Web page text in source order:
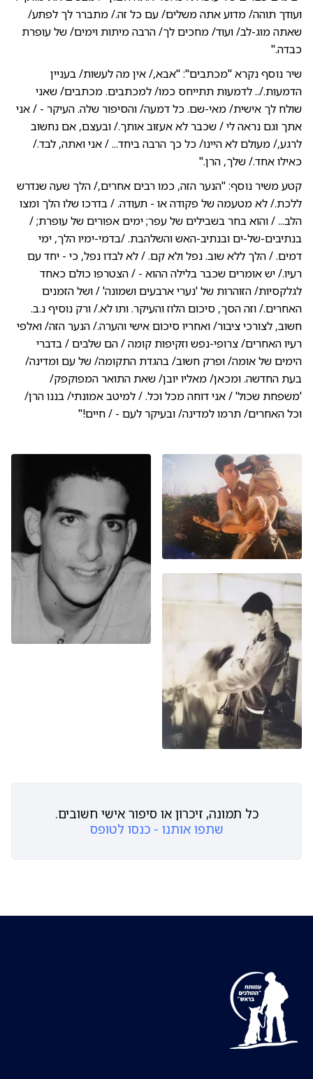
ועודך תוהה/ מדוע אתה משלים/ עם כל זה./ מתברר לך לפתע/
שאתה מוג-לב/ ועוד/ מחכים לך/ הרבה מיתות וימים/ של עופרת
כבדה."
שיר נוסף נקרא "מכתבים": "אבא,/ אין מה לעשות/ בעניין
הדמעות./.. לדמעות תתייחס כמו/ למכתבים. מכתבים/ שאני
שולח לך אישית/ מאי-שם. כל דמעה/ והסיפור שלה. העיקר - / אני
אתך וגם נראה לי / שכבר לא אעזוב אותך./ ובעצם, אם נחשוב
לרגע,/ מעולם לא היינו/ כל כך הרבה ביחד... / אני ואתה, לבד./
כאילו אחד./ שלך, הרן."
קטע משיר נוסף: "הנער הזה, כמו רבים אחרים,/ הלך שעה שנדרש
ללכת./ לא מטעמה של פקודה או - תעודה. / בדרכו שלו הלך ומצו
הלב... / והוא בחר בשבילים של עפר; ימים אפורים של עופרת; /
בנתיבים-של-ים ובנתיב-האש והשלהבת. /בדמי-ימיו הלך, ימי
דמים. / הלך ללא שוב. נפל ולא קם. / לא לבדו נפל, כי - יחד עם
רעיו./ יש אומרים שכבר בלילה ההוא - / הצטרפו כולם כאחד
לגלקסיות/ הזוהרות של 'נערי ארבעים ושמונה' / ושל הזמנים
האחרים./ וזה הסך, סיכום הלוז והעיקר. ותו לא./ ורק נוסיף נ.ב.
חשוב, לצורכי ציבור/ ואחריו סיכום אישי והערה./ הנער הזה/ ואלפי
רעיו האחרים/ צרופי-נפש וזקיפות קומה / הם שלבים / בדברי
הימים של אומה/ ופרק חשוב/ בהגדת התקומה/ של עם ומדינה/
בעת החדשה. ומכאן/ מאליו יובן/ שאת התואר המפוקפק/
'משפחת שכול' / אני דוחה מכל וכל. / למיטב אמונתי/ בננו הרן/
וכל האחרים/ תרמו למדינה/ ובעיקר לעם - / חיים!"
כל תמונה, זיכרון או סיפור אישי חשובים.
שתפו אותנו - כנסו לטופס